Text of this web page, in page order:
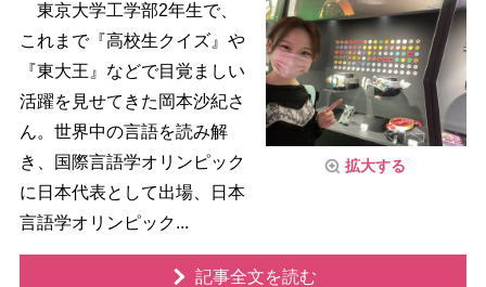
拡大する
東京大学工学部2年生で、
これまで『高校生クイズ』
『東大王』などで目覚ましい
活躍を見せてきた岡本沙紀さ
ん。世界中の言語を読み解
き、国際言語学オリンピック
に日本代表として出場、日本
言語学オリンピック...
記事全文を読む